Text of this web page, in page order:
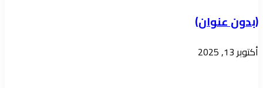
من
الأدوية
التأمين
(بدون عنوان)
أكتوبر 13, 2025